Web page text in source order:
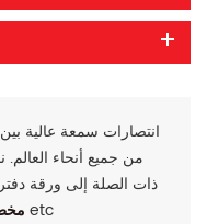
من جميع أنحاء
ذات الصلة إلى ورقة
, ملف مجلد etc